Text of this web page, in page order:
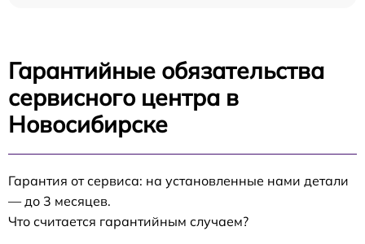
Гарантийные обязательства
сервисного центра в
Новосибирске
Гарантия от сервиса: на установленные нами детали
— до 3 месяцев.
Что считается гарантийным случаем?